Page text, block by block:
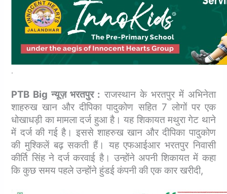
.
PTB Big न्यूज़ भरतपुर : राजस्थान के भरतपुर में अभिनेता
शाहरुख खान और दीपिका पादुकोण सहित 7 लोगों पर एक
धोखाधड़ी का मामला दर्ज हुआ है। यह शिकायत मथुरा गेट थाने
में दर्ज की गई है। इससे शाहरुख खान और दीपिका पादुकोण
की मुश्किलें बढ़ सकती हैं। यह एफआईआर भरतपुर निवासी
कीर्ति सिंह ने दर्ज करवाई है। उन्होंने अपनी शिकायत में कहा
कि कुछ समय पहले उन्होंने हुंडई कंपनी की एक कार खरीदी,